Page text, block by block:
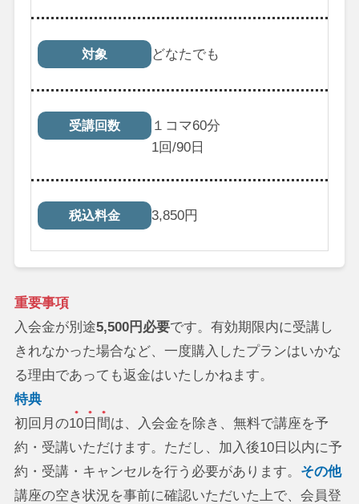
対象 どなたでも
受講回数
１コマ60分
1回/90日
税込料金 3,850円
重要事項
入会金が別途5,500円必要です。有効期限内に受講し
きれなかった場合など、一度購入したプランはいかな
る理由であっても返金はいたしかねます。
特典
初回月の10日間は、入会金を除き、無料で講座を予
約・受講いただけます。ただし、加入後10日以内に予
約・受講・キャンセルを行う必要があります。 その他
講座の空き状況を事前に確認いただいた上で、会員登